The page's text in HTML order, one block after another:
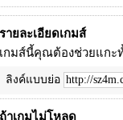
รายละเอียดเกมส์
เกมส์นี้คุณต้องช่วยแกะ
ลิงค์แบบย่อ
ถ้าเกมไม่โหลด